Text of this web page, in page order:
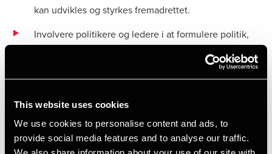
This website uses cookies
We use cookies to personalise content and ads, to
provide social media features and to analyse our traffic.
kan udvikles og styrkes fremadrettet.
Involvere politikere og ledere i at formulere politik,
mål og strategi for fremtidens ungeindsats i
spændende designprocesser, hvor der arbejdes med
at nytænke og optimere indsatsen. Herunder at
designe serviceniveauer og indsatser for forskellige